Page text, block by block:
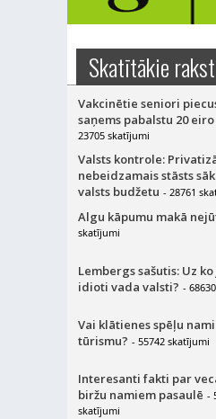
Skatītākie
Vakcinētie seniori
saņems pabalstu 20
23705 skatījumi
Valsts kontrole:
nebeidzamais stāsts
valsts budžetu - 28761
Algu kāpumu makā
skatījumi
Lembergs sašutis: Uz
idioti vada valsti? -
Vai klātienes spēļu
tūrismu? - 55742 skatījumi
Interesanti fakti par
biržu namiem pasaulē -
skatījumi